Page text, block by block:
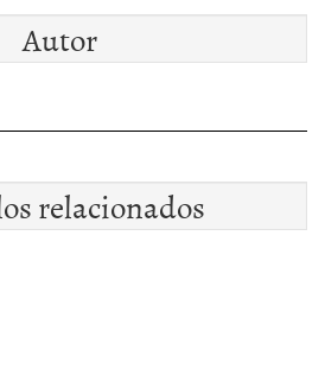
Autor
relacionados